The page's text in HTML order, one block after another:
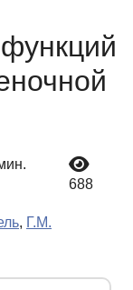
688
, Г.М.